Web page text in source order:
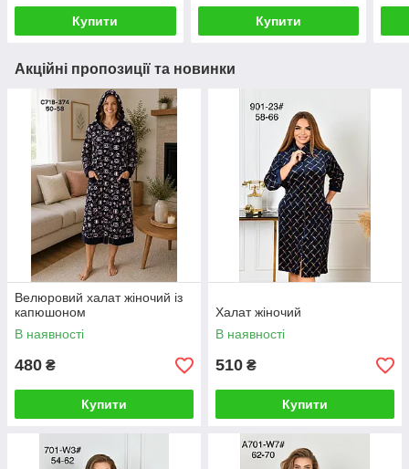
Купити Купити
Акційні пропозиції та новинки
Велюровий халат жіночий із
капюшоном
В наявності
480 ₴
Купити
Халат жіночий
В наявності
510 ₴
Купити